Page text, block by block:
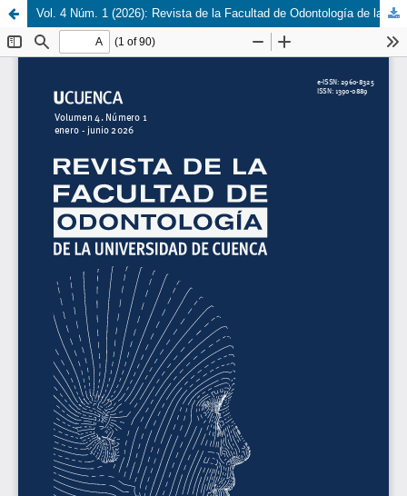
Vol. 4 Núm. 1 (2026): Revista de la Facultad de Odontología de la Universidad de Cuenca